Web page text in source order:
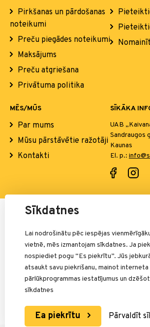
Pirkšanas un pārdošanas
noteikumi
Preču piegādes noteikumi
Maksājums
Preču atgriešana
Privātuma politika
MĒS/MŪS
Par mums
Mūsu pārstāvētie ražotāji
Kontakti
SĪKĀKA
UAB
Sandraugos
Kaunas
El. p.:
Par maksājumiem atbild:
Sīkdatnes
Lai nodrošinātu pēc iespējas
vietnē, mēs izmantojam sīkdatnes. Ja
nospiediet pogu “Es piekrītu”. Jūs
atsaukt savu piekrišanu, mainot interneta
pārlūkprogrammas iestatījumus un
sīkdatnes
Ea piekrītu Pārvaldīt